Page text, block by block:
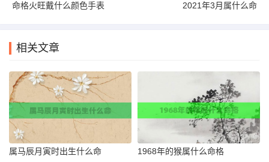
命格火旺戴什么颜色手表
2021年3月属什么命
相关文章
属马辰月寅时出生什么命 1968年的猴属什么命格